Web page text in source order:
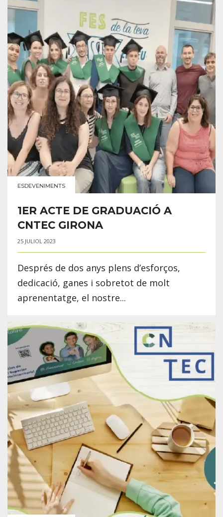
ESDEVENIMENTS
1ER ACTE DE GRADUACIÓ A
CNTEC GIRONA
25 JULIOL 2023
Després de dos anys plens d’esforços,
dedicació, ganes i sobretot de molt
aprenentatge, el nostre...